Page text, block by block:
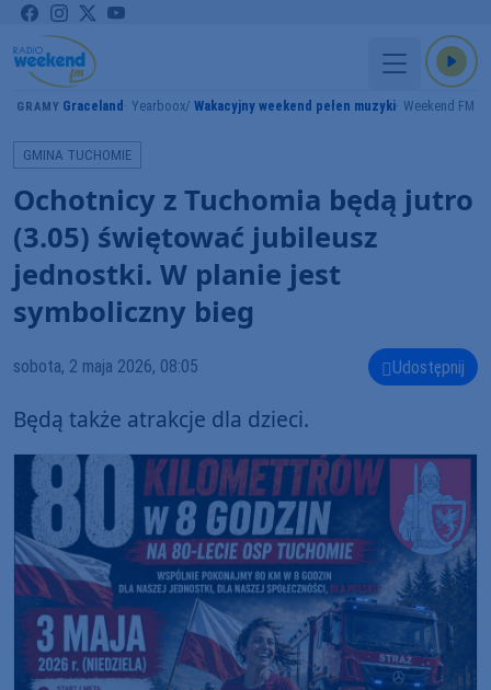
GRAMY Graceland Yearboox Wakacyjny weekend pełen muzyki Weekend FM
GMINA TUCHOMIE
Ochotnicy z Tuchomia będą jutro
(3.05) świętować jubileusz
jednostki. W planie jest
symboliczny bieg
sobota, 2 maja 2026, 08:05 Udostępnij
Będą także atrakcje dla dzieci.